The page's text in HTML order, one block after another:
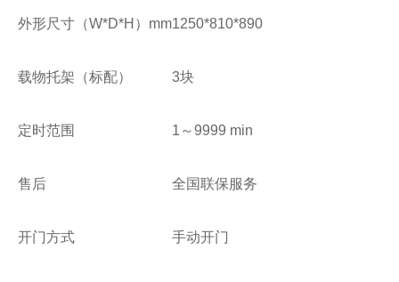
外形尺寸（W*D*H ） mm1250*810*890
载物托架（标配） 3块
定时范围 1 ～9999 min
售后 全国联保服务
开门方式 手动开门